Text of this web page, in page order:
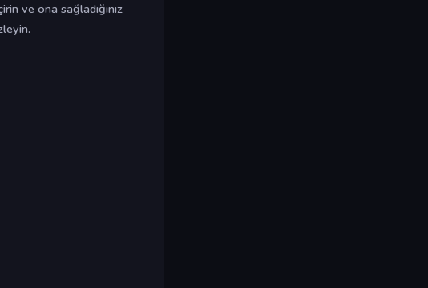
ve ona sağladığınız